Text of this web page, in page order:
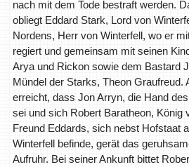
nach mit dem Tode bestraft werden.
obliegt Eddard Stark, Lord von
Nordens, Herr von Winterfell, wo er
regiert und gemeinsam mit seinen
Arya und Rickon sowie dem Bastard
Mündel der Starks, Theon Graufreud.
erreicht, dass Jon Arryn, die Hand
sei und sich Robert Baratheon, König
Freund Eddards, sich nebst Hofstaat
Winterfell befinde, gerät das
Aufruhr. Bei seiner Ankunft bittet